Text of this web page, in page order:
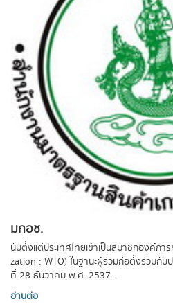
มกอช.
นับตั้งแต่ประเทศไทยเข้าเป็นสมาชิกองค์ก
zation : WTO) ในฐานะผู้ร่วมก่อตั้งร่วมกับ
ที่ 28 ธันวาคม พ.ศ. 2537...
อ่านต่อ